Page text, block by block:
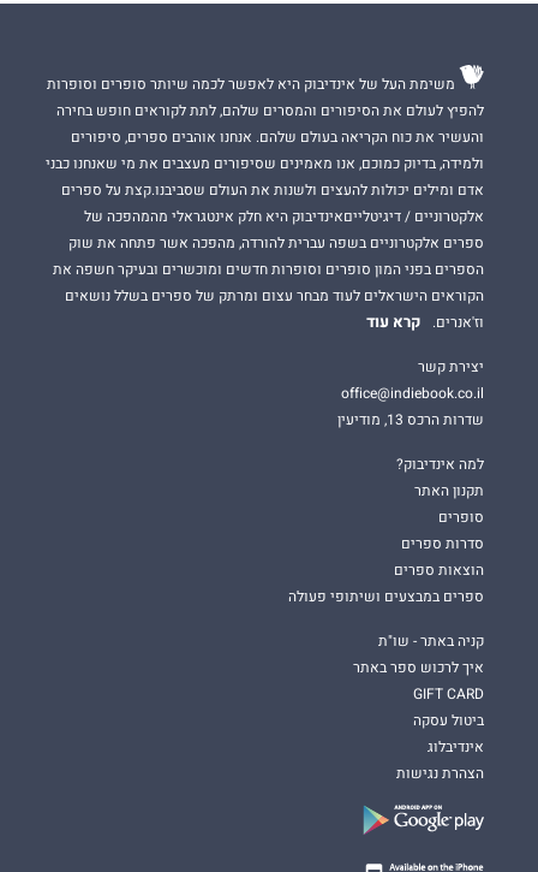
משימת העל של אינדיבוק היא לאפשר לכמה שיותר סופרים וסופרות
להפיץ לעולם את הסיפורים והמסרים שלהם, לתת לקוראים חופש בחירה
והעשיר את כוח הקריאה בעולם שלהם. אנחנו אוהבים ספרים, סיפורים
ולמידה, בדיוק כמוכם, אנו מאמינים שסיפורים מעצבים את מי שאנחנו כבני
אדם ומילים יכולות להעצים ולשנות את העולם שסביבנו.קצת על ספרים
אלקטרוניים / דיגיטלייםאינדיבוק היא חלק אינטגראלי מהמהפכה של
ספרים אלקטרוניים בשפה עברית להורדה, מהפכה אשר פתחה את שוק
הספרים בפני המון סופרים וסופרות חדשים ומוכשרים ובעיקר חשפה את
הקוראים הישראלים לעוד מבחר עצום ומרתק של ספרים בשלל נושאים
וז'אנרים.
קרא עוד
יצירת קשר
office@indiebook.co.il
שדרות הרכס 13, מודיעין
למה אינדיבוק?
תקנון האתר
סופרים
סדרות ספרים
הוצאות ספרים
ספרים במבצעים ושיתופי פעולה
קניה באתר - שו"ת
איך לרכוש ספר באתר
GIFT CARD
ביטול עסקה
אינדיבלוג
הצהרת נגישות